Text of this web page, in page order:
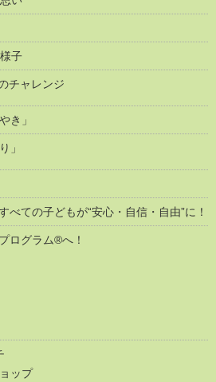
子
チャレンジ
き」
」
べての子どもが“安心・自信・自由”に！
ログラム®へ！
ップ